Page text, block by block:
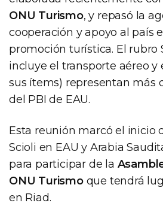
ONU Turismo, y repasó la
cooperación y apoyo al país
promoción turística. El rubro
incluye el transporte aéreo
sus ítems) representan más
del PBI de EAU.
Esta reunión marcó el inicio
Scioli en EAU y Arabia
para participar de la
ONU Turismoque tendrá
en Riad.